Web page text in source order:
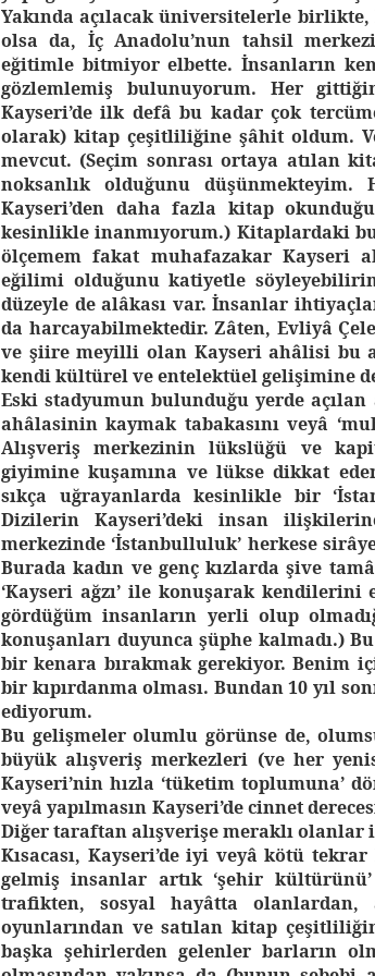
Yakında açılacak üniversitelerle
olsa da, İç Anadolu’nun tahsil
eğitimle bitmiyor elbette. İnsanların
gözlemlemiş bulunuyorum. Her
Kayseri’de ilk defâ bu kadar çok
olarak) kitap çeşitliliğine şâhit oldum.
mevcut. (Seçim sonrası ortaya atılan
noksanlık olduğunu düşünmekteyim.
Kayseri’den daha fazla kitap
kesinlikle inanmıyorum.) Kitaplardaki
ölçemem fakat muhafazakar Kayseri
eğilimi olduğunu katiyetle
düzeyle de alâkası var. İnsanlar
da harcayabilmektedir. Zâten, Evliyâ
ve şiire meyilli olan Kayseri ahâlisi bu
kendi kültürel ve entelektüel gelişimine
Eski stadyumun bulunduğu yerde
ahâlasinin kaymak tabakasını veyâ
Alışveriş merkezinin lükslüğü ve
giyimine kuşamına ve lükse dikkat
sıkça uğrayanlarda kesinlikle bir
Dizilerin Kayseri’deki insan
merkezinde ‘İstanbulluluk’ herkese
Burada kadın ve genç kızlarda şive
‘Kayseri ağzı’ ile konuşarak
gördüğüm insanların yerli olup
konuşanları duyunca şüphe kalmadı.)
bir kenara bırakmak gerekiyor. Benim
bir kıpırdanma olması. Bundan 10 yıl
ediyorum.
Bu gelişmeler olumlu görünse de,
büyük alışveriş merkezleri (ve her
Kayseri’nin hızla ‘tüketim toplumuna’
veyâ yapılmasın Kayseri’de cinnet
Diğer taraftan alışverişe meraklı
Kısacası, Kayseri’de iyi veyâ kötü
gelmiş insanlar artık ‘şehir
trafikten, sosyal hayâtta olanlardan,
oyunlarından ve satılan kitap
başka şehirlerden gelenler barların